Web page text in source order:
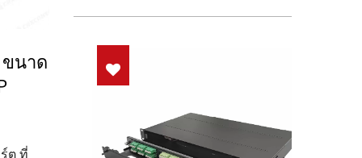
ขนาด
ต ที่